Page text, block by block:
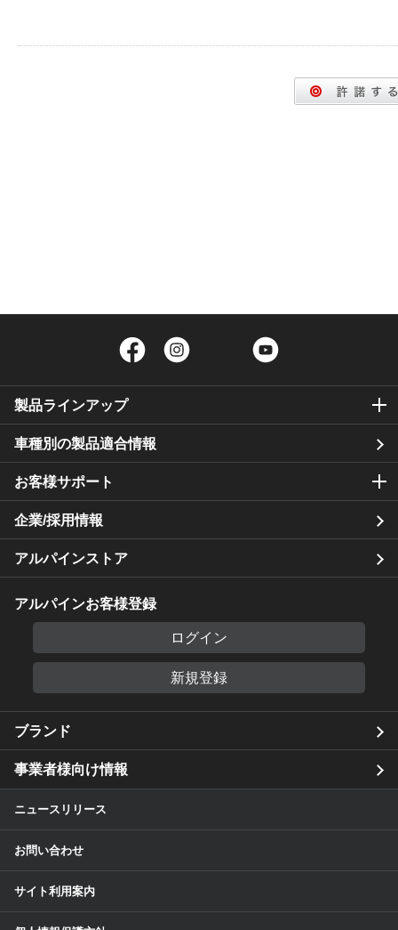
Facebook Twitter
製品ラインアップ
車種別の製品適合情報
お客様サポート
企業/採用情報
アルパインストア
アルパインお客様登録
ログイン
新規登録
ブランド
事業者様向け情報
ニュースリリース
お問い合わせ
サイト利用案内